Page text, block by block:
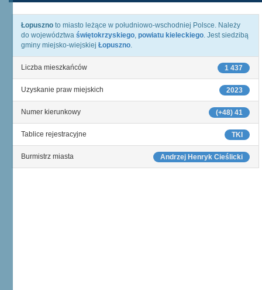
Łopuszno to miasto leżące w południowo-wschodniej Polsce. Należy
do województwa świętokrzyskiego, powiatu kieleckiego. Jest siedzibą
gminy miejsko-wiejskiej Łopuszno.
1 437
Liczba mieszkańców
2023
Uzyskanie praw miejskich
(+48) 41
Numer kierunkowy
TKI
Tablice rejestracyjne
Andrzej Henryk Cieślicki
Burmistrz miasta